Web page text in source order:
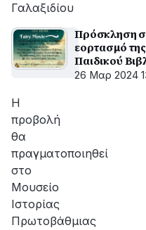
Γαλαξιδίου
Πρόσκληση
εορτασμό
Παιδικού
26 Μαρ 2024
Η
προβολή
θα
πραγματοποιηθεί
στο
Μουσείο
Ιστορίας
Πρωτοβάθμιας